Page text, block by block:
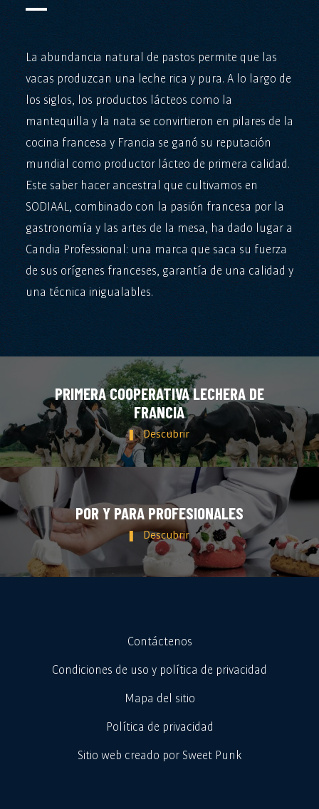
La abundancia natural de pastos permite que las
vacas produzcan una leche rica y pura. A lo largo de
los siglos, los productos lácteos como la
mantequilla y la nata se convirtieron en pilares de la
cocina francesa y Francia se ganó su reputación
mundial como productor lácteo de primera calidad.
Este saber hacer ancestral que cultivamos en
SODIAAL, combinado con la pasión francesa por la
gastronomía y las artes de la mesa, ha dado lugar a
Candia Professional: una marca que saca su fuerza
de sus orígenes franceses, garantía de una calidad y
una técnica inigualables.
PRIMERA COOPERATIVA LECHERA DE
FRANCIA
Descubrir
POR Y PARA PROFESIONALES
Descubrir
Contáctenos
Condiciones de uso y política de privacidad
Mapa del sitio
Política de privacidad
Sitio web creado por Sweet Punk